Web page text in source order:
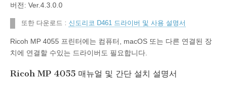
버전: Ver.4.3.0.0
또한 다운로드 : 신도리코 D461 드라이버 및 사용 설명서
Ricoh MP 4055 프린터에는 컴퓨터, macOS 또는 다른 연결된 장
치에 연결할 수있는 드라이버도 필요합니다.
Ricoh MP 4055 매뉴얼 및 간단 설치 설명서